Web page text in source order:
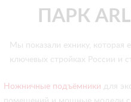
ПАРК
Мы показали ехнику, которая
ключевых стройках России и
Ножничные подъёмники для